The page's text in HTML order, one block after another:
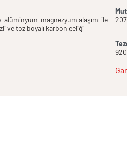
magnezyum alaşımı ile
ve toz boyalı karbon çeliği